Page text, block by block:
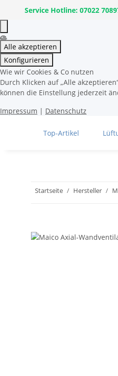
Service Hotline: 07022
Alle akzeptieren
Konfigurieren
Wie wir Cookies & Co nutzen
Durch Klicken auf „Alle
können die Einstellung jederzeit
Impressum | Datenschutz
Top-Artikel
Startseite Hersteller